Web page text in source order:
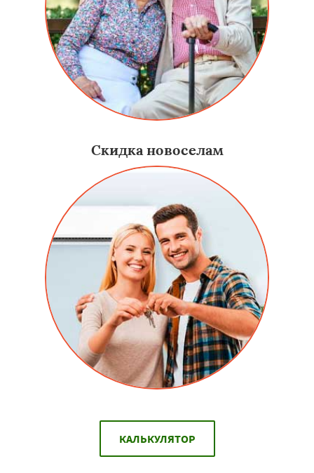
Скидка новоселам
КАЛЬКУЛЯТОР